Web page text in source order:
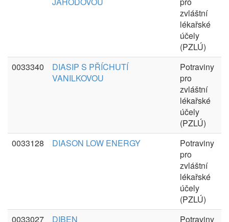
zvláštní
lékařské
účely
(PZLÚ)
0033340
DIASIP S PŘÍCHUTÍ
VANILKOVOU
Potraviny
pro
zvláštní
lékařské
účely
(PZLÚ)
0033128
DIASON LOW ENERGY
Potraviny
pro
zvláštní
lékařské
účely
(PZLÚ)
0033027
DIBEN
Potraviny